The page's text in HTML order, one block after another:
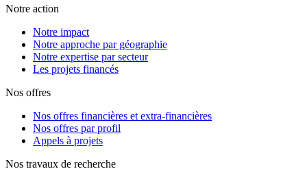
Notre action
Notre impact
Notre approche par géographie
Notre expertise par secteur
Les projets financés
Nos offres
Nos offres financières et extra-financières
Nos offres par profil
Appels à projets
Nos travaux de recherche